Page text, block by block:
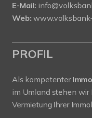
E-Mail:
Web:
PROFIL
Als kompetenter
im Umland stehen wir
Vermietung Ihrer